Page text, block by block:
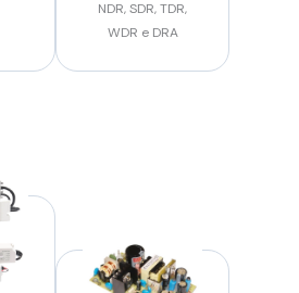
NDR, SDR, TDR,
WDR e DRA